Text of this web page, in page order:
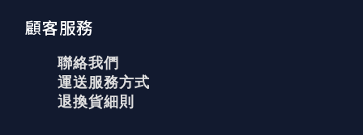
顧客服務
聯絡我們
運送服務方式
退換貨細則